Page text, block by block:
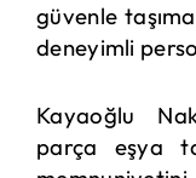
güvenle
deneyimli
Kayaoğlu
parça eşya